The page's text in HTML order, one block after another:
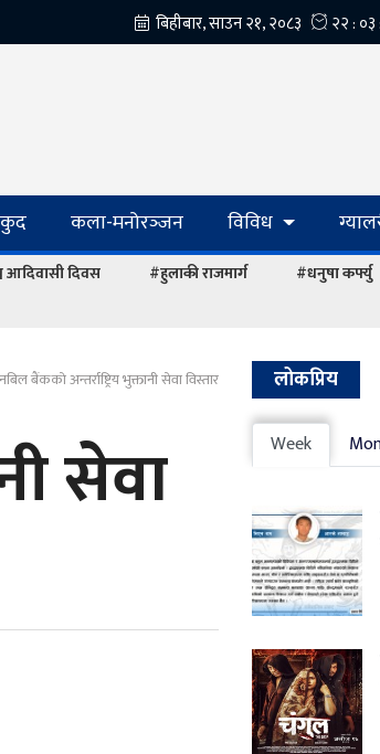
कला-मनोरञ्‍जन विविध
आदिवासी दिवस #हुलाकी राजमार्ग #धनुषा कर्फ्यु
नबिल बैंककाे अन्तर्राष्ट्रिय भुक्तानी सेवा विस्तार
सेवा
लोकप्रिय
Week